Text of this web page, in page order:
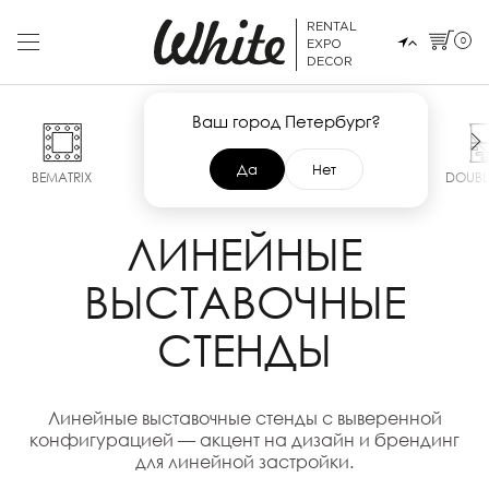
RENTAL
EXPO
DECOR
Ваш город Петербург?
Да Нет
0
BEMATRIX SMART MAXIMA
ЛИНЕЙНЫЕ
ВЫСТАВОЧНЫЕ
СТЕНДЫ
Линейные выставочные стенды с выверенной
конфигурацией — акцент на дизайн и брендинг
для линейной застройки.